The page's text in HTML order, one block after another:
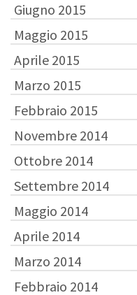
Giugno 2015
Maggio 2015
Aprile 2015
Marzo 2015
Febbraio 2015
Novembre 2014
Ottobre 2014
Settembre 2014
Maggio 2014
Aprile 2014
Marzo 2014
Febbraio 2014